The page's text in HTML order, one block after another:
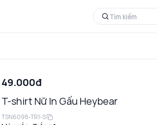
49.000đ
T-shirt Nữ In Gấu Heybear
TSN6098-TR1-S